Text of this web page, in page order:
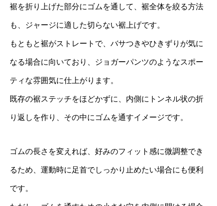
裾を折り上げた部分にゴムを通して、裾全体を絞る方法
も、ジャージに適した切らない裾上げです。
もともと裾がストレートで、バサつきやひきずりが気に
なる場合に向いており、ジョガーパンツのようなスポー
ティな雰囲気に仕上がります。
既存の裾ステッチをほどかずに、内側にトンネル状の折
り返しを作り、その中にゴムを通すイメージです。
ゴムの長さを変えれば、好みのフィット感に微調整でき
るため、運動時に足首でしっかり止めたい場合にも便利
です。